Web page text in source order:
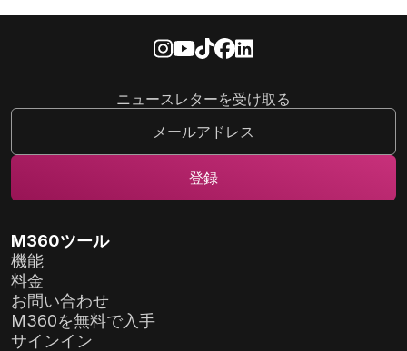
ニュースレターを受け取る
M360ツール
機能
料金
お問い合わせ
M360を無料で入手
サインイン